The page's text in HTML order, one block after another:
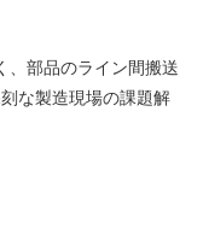
、部品のライン間搬送
な製造現場の課題解